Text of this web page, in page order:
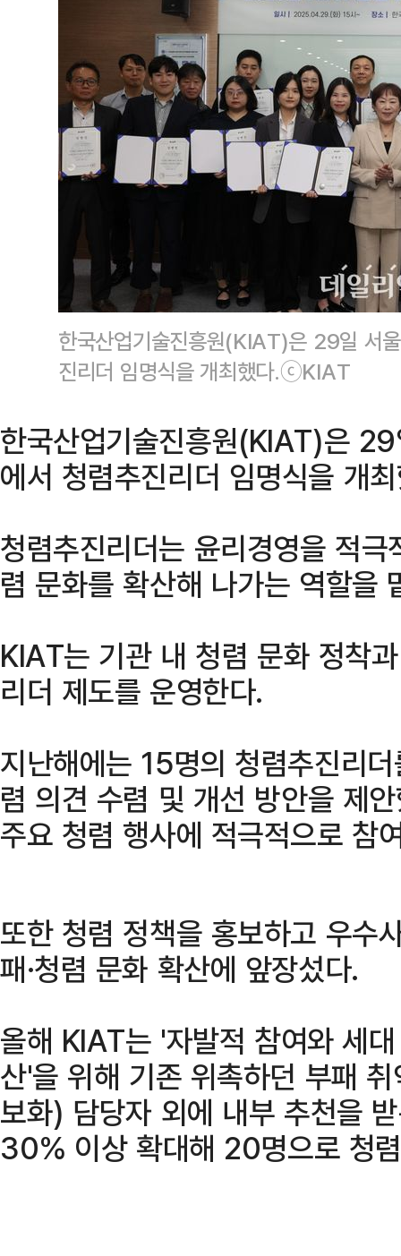
한국산업기술진흥원(KIAT)은 29일 서
진리더 임명식을 개최했다.ⓒKIAT
한국산업기술진흥원(KIAT)은
에서 청렴추진리더 임명식을 개
청렴추진리더는 윤리경영을 적
렴 문화를 확산해 나가는 역할을
KIAT는 기관 내 청렴 문화 정착
리더 제도를 운영한다.
지난해에는 15명의 청렴추진리
렴 의견 수렴 및 개선 방안을 제
주요 청렴 행사에 적극적으로 참
또한 청렴 정책을 홍보하고 우수
패·청렴 문화 확산에 앞장섰다.
올해 KIAT는 '자발적 참여와 세
산'을 위해 기존 위촉하던 부패
보화) 담당자 외에 내부 추천을
30% 이상 확대해 20명으로 청